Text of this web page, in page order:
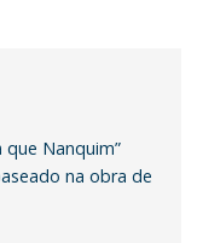
que Nanquim”
na obra de